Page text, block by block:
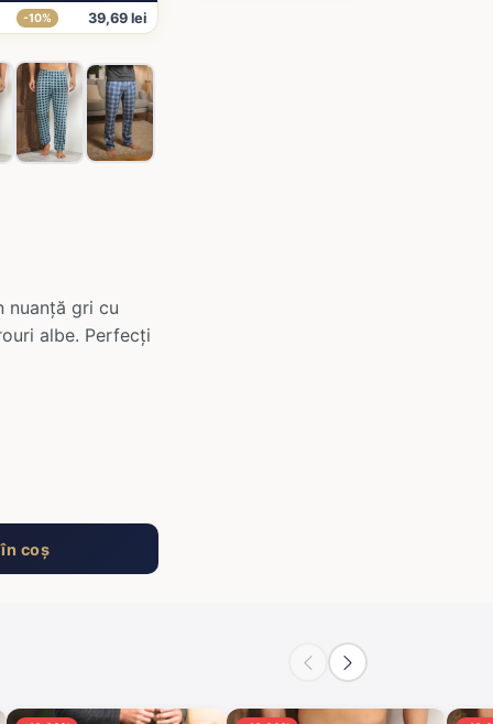
-10% 39,69 lei
nuanță gri cu
albe. Perfecți
coș